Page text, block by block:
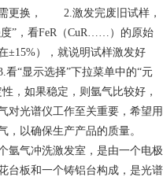
需更换， 2.激发完废旧试样，
”，看FeR（CuR……）的原始
±15%），就说明试样激发好
“显示选择”下拉菜单中的“元
，如果稳定，则氩气比较好，
光谱仪工作至关重要，希望用
气，以确保生产产品的质量。
气冲洗激发室，是由一个电极
台板和一个铸铝台构成，是光谱